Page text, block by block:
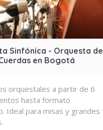
Sinfónica - Orquesta de
en Bogotá
orquestales a partir de 6
hasta formato
Ideal para misas y grandes